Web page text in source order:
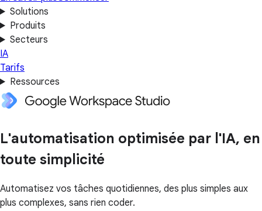
Solutions
Produits
Secteurs
IA
Tarifs
Ressources
L'automatisation optimisée par l'IA, en
toute simplicité
Automatisez vos tâches quotidiennes, des plus simples aux
plus complexes, sans rien coder.